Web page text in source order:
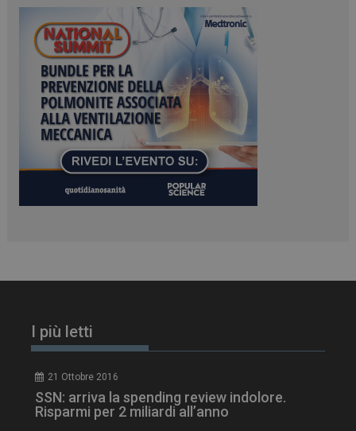
I più letti
21 Ottobre 2016
SSN: arriva la spending review indolore.
Risparmi per 2 miliardi all’anno
ARRAffinitySameSite
Microsoft Corporation
.www.dailyhealthindustry.it